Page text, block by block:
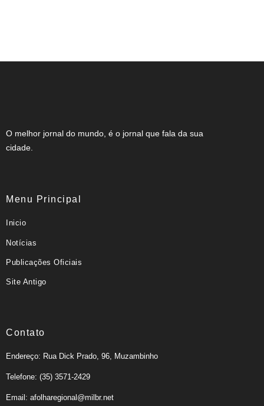
O melhor jornal do mundo, é o jornal que fala da sua
cidade.
Menu Principal
Inicio
Notícias
Publicações Oficiais
Site Antigo
Contato
Endereço: Rua Dick Prado, 96, Muzambinho
Telefone: (35) 3571-2429
Email: afolharegional@milbr.net